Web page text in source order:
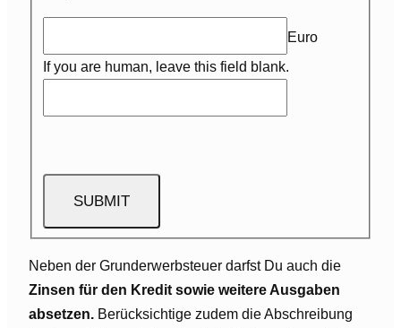
Euro
If you are human, leave this field blank.
Neben der Grunderwerbsteuer darfst Du auch die
Zinsen für den Kredit sowie weitere Ausgaben
absetzen. Berücksichtige zudem die Abschreibung